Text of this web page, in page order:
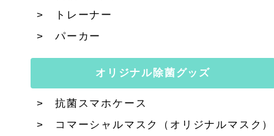
トレーナー
パーカー
オリジナル除菌グッズ
抗菌スマホケース
コマーシャルマスク（オリジナルマスク）